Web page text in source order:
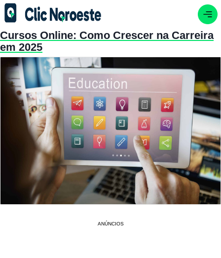
Cursos Online: Como Crescer na Carreira
em 2025
ANÚNCIOS